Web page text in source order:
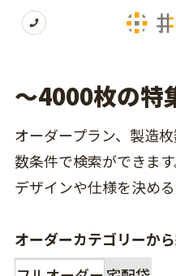
〜4000枚の特
オーダープラン、製造
数条件で検索ができます
デザインや仕様を決め
オーダーカテゴリーか